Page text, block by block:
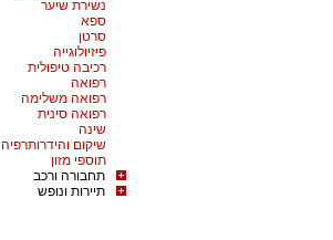
נשירת שיער
ספא
סרטן
פיזיולוגייה
רכיבה טיפולית
רפואה
רפואה משלימה
רפואה סינית
שינה
שיקום והידרותרפיה
תוספי מזון
תחבורה ורכב
תיירות ונופש